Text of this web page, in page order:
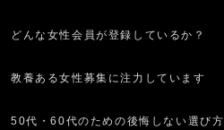
どんな女性会員が登録しているか？
教養ある女性募集に注力しています
50代・60代のための後悔しない選び方